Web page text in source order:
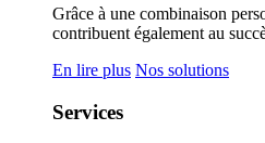
Grâce à une combinaison
contribuent également au
En lire plus Nos solutions
Services